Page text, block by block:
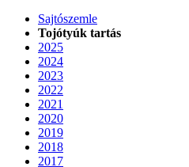
Sajtószemle
Tojótyúk tartás
2025
2024
2023
2022
2021
2020
2019
2018
2017